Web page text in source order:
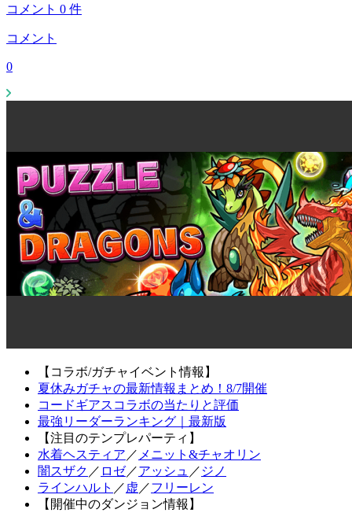
コメント 0 件
コメント
0
【コラボ/ガチャイベント情報】
夏休みガチャの最新情報まとめ！8/7開催
コードギアスコラボの当たりと評価
最強リーダーランキング｜最新版
【注目のテンプレパーティ】
水着ヘスティア ／ メニット&チャオリン
闇スザク ／ ロゼ／アッシュ ／ ジノ
ラインハルト ／ 虚 ／フリーレン
【開催中のダンジョン情報】